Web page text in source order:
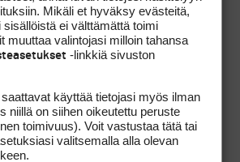
euroa. Hanssonin mainitsemalla 25
yhtään täysipitkää kenttää
alueella voi ostaa Golfpassin, jolla
greenfeestä. Käytännössä
kerralla ja voit käyttää ne
(kaikkiaan 7)
Mikäli et hyväksy evästeitä,
sisällöistä ei välttämättä toimi
muuttaa valintojasi milloin tahansa
-linkkiä sivuston
käyttää tietojasi myös ilman
niillä on siihen oikeutettu peruste
toimivuus). Voit vastustaa tätä tai
valitsemalla alla olevan